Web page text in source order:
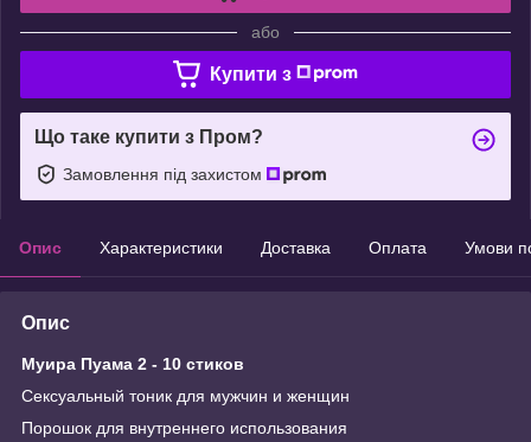
або
Купити з
Що таке купити з Пром?
Замовлення під захистом
Опис Характеристики Доставка Оплата Умови
Опис
Муира Пуама 2 - 10 стиков
Сексуальный тоник для мужчин и женщин
Порошок для внутреннего использования